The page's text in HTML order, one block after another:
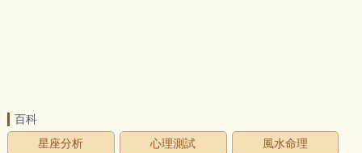
百科
星座分析
心理測試 風水命理